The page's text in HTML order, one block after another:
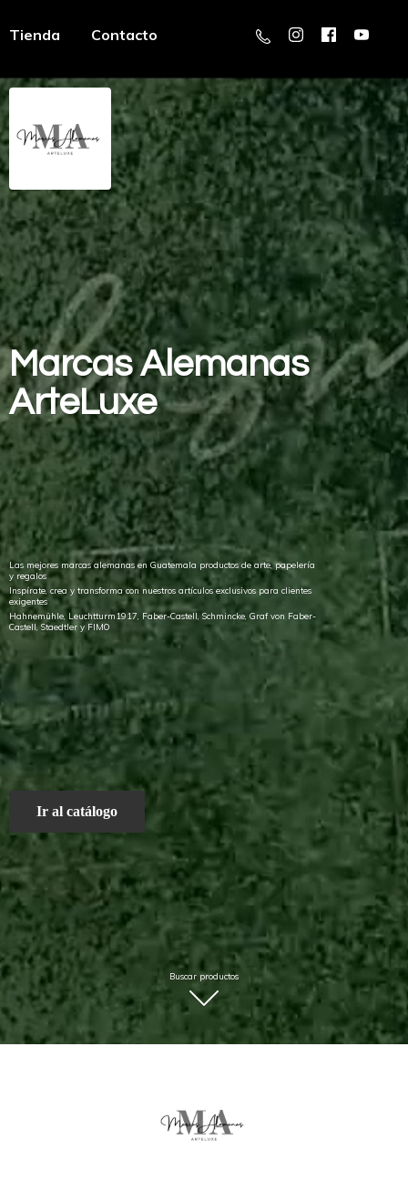
Tienda Contacto
MarcasAlemanas
ArteLuxe
Las mejores marcas alemanas en Guatemala productos de arte, papelería
y regalos
Inspírate, crea y transforma con nuestros artículos exclusivos para clientes
exigentes
Hahnemühle, Leuchtturm1917, Faber-Castell, Schmincke, Graf von Faber-
Castell, Staedtler y FIMO
Ir al catálogo
Buscar productos